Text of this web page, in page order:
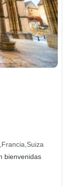
Francia Suiza
bienvenidas